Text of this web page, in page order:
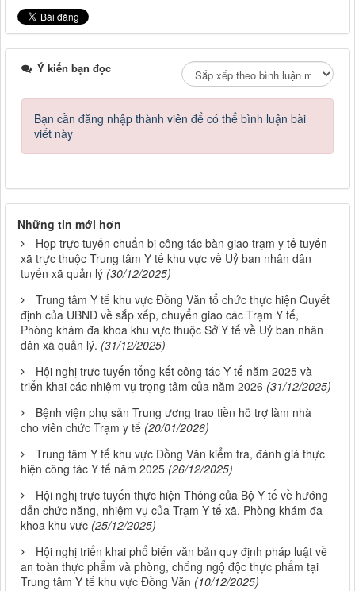
Ý kiến bạn đọc
Bạn cần đăng nhập thành viên để có thể bình luận bài
viết này
Những tin mới hơn
Họp trực tuyến chuẩn bị công tác bàn giao trạm y tế tuyến
xã trực thuộc Trung tâm Y tế khu vực về Uỷ ban nhân dân
tuyến xã quản lý (30/12/2025)
Trung tâm Y tế khu vực Đồng Văn tổ chức thực hiện Quyết
định của UBND về sắp xếp, chuyển giao các Trạm Y tế,
Phòng khám đa khoa khu vực thuộc Sở Y tế về Uỷ ban nhân
dân xã quản lý. (31/12/2025)
Hội nghị trực tuyến tổng kết công tác Y tế năm 2025 và
triển khai các nhiệm vụ trọng tâm của năm 2026 (31/12/2025)
Bệnh viện phụ sản Trung ương trao tiền hỗ trợ làm nhà
cho viên chức Trạm y tế (20/01/2026)
Trung tâm Y tế khu vực Đồng Văn kiểm tra, đánh giá thực
hiện công tác Y tế năm 2025 (26/12/2025)
Hội nghị trực tuyến thực hiện Thông của Bộ Y tế về hướng
dẫn chức năng, nhiệm vụ của Trạm Y tế xã, Phòng khám đa
khoa khu vực (25/12/2025)
Hội nghị triển khai phổ biến văn bản quy định pháp luật về
an toàn thực phẩm và phòng, chống ngộ độc thực phẩm tại
Trung tâm Y tế khu vực Đồng Văn (10/12/2025)